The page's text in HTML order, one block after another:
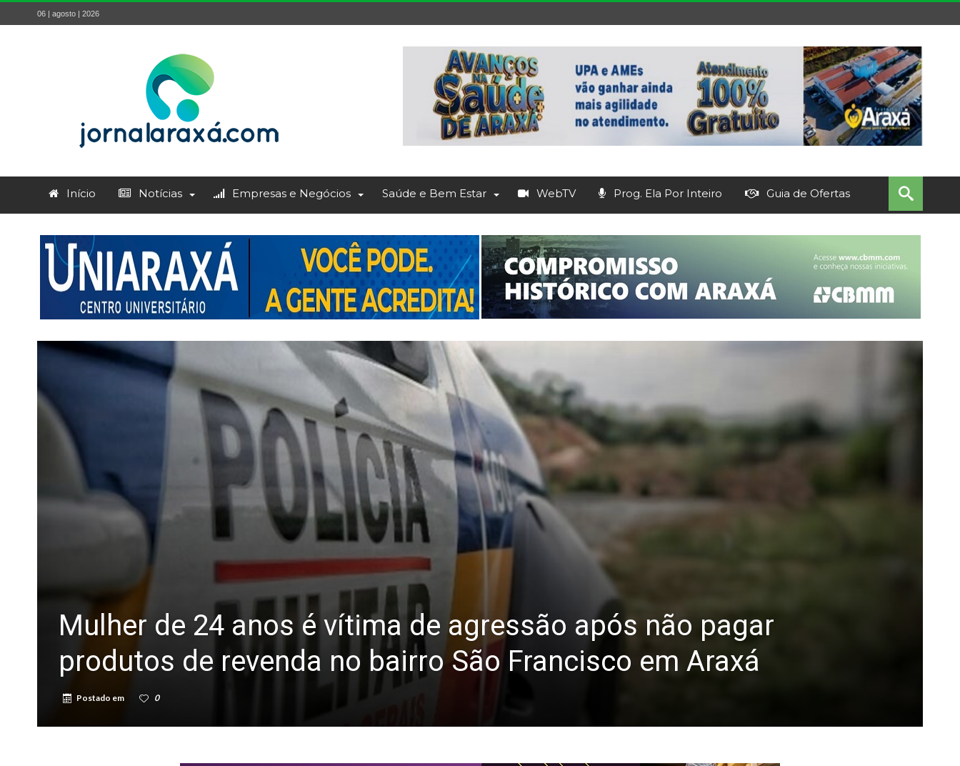
06 | agosto | 2026
Início Notícias Empresas e Negócios Saúde e Bem Estar WebTV Prog. Ela Por Inteiro Guia de Ofertas
Mulher de 24 anos é vítima de agressão após não pagar
produtos de revenda no bairro São Francisco em Araxá
Postado em 0